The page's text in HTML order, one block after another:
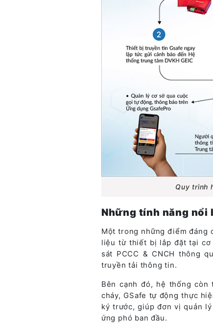
Quy trình
Những tính năng nổi
Một trong những điểm đáng
liệu từ thiết bị lắp đặt tại cơ
sát PCCC & CNCH thông
truyền tải thông tin.
Bên cạnh đó, hệ thống
cháy, GSafe tự động thực
ký trước, giúp đơn vị quản
ứng phó ban đầu.